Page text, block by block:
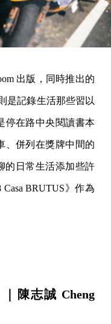
出版，同時推出的
是記錄生活那些習以
停在路中央閱讀書本
、併列在獎牌中間的
日常生活添加些許
BRUTUS》作為
陳志誠 Cheng